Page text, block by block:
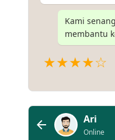
Kami
membantu
★★★★☆
Ari
Online